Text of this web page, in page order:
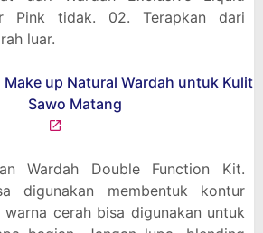
Pink tidak. 02. Terapkan dari
luar.
Wardah Double Function Kit.
digunakan membentuk kontur
warna cerah bisa digunakan untuk